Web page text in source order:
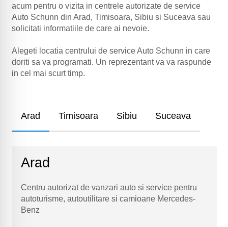
acum pentru o vizita in centrele autorizate de service
Auto Schunn din Arad, Timisoara, Sibiu si Suceava sau
solicitati informatiile de care ai nevoie.
Alegeti locatia centrului de service Auto Schunn in care
doriti sa va programati. Un reprezentant va va raspunde
in cel mai scurt timp.
Arad Timisoara Sibiu Suceava
Arad
Centru autorizat de vanzari auto si service pentru
autoturisme, autoutilitare si camioane Mercedes-
Benz